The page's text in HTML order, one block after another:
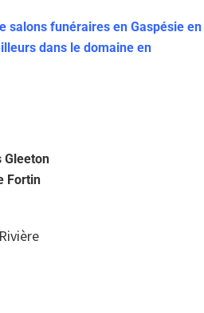
salons funéraires en Gaspésie en
dans le domaine en
Gleeton
Fortin